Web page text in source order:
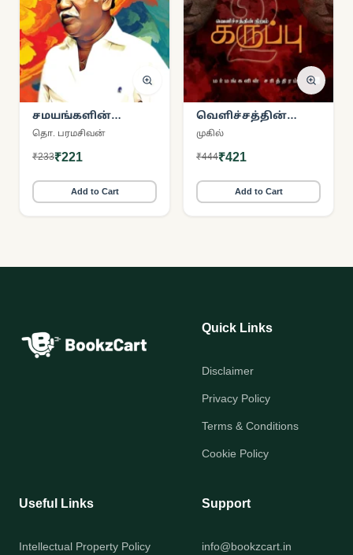
சமயங்களின்
அரசியல்
தொ. பரமசிவன்
₹233₹221
Add to Cart
வெளிச்சத்தின்
நிறம் கருப்பு (பாகம்
முகில்
₹444₹421
Add to Cart
Quick Links
Disclaimer
Privacy Policy
Terms & Conditions
Cookie Policy
Useful Links
Intellectual Property Policy
Support
info@bookzcart.in